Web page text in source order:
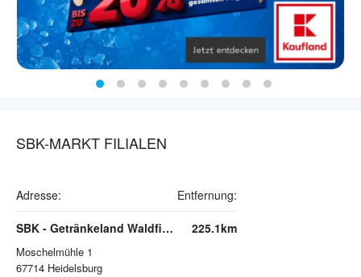
SBK-MARKT FILIALEN
Adresse: Entfernung:
SBK - Getränkeland Waldfischbach
Moschelmühle 1
67714 Heidelsburg
225.1km